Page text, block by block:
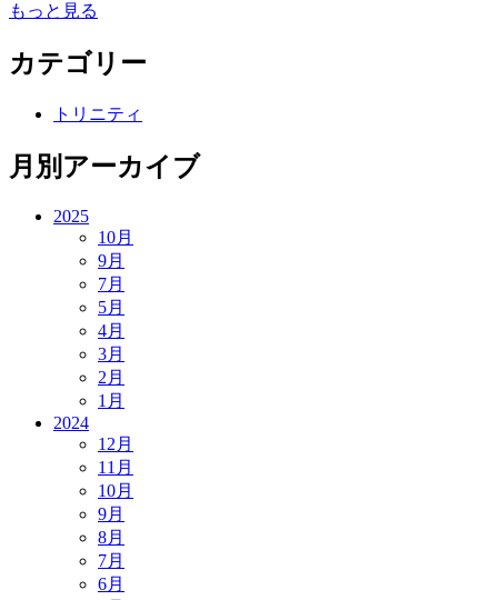
もっと見る
カテゴリー
トリニティ
月別アーカイブ
2025
10月
9月
7月
5月
4月
3月
2月
1月
2024
12月
11月
10月
9月
8月
7月
6月